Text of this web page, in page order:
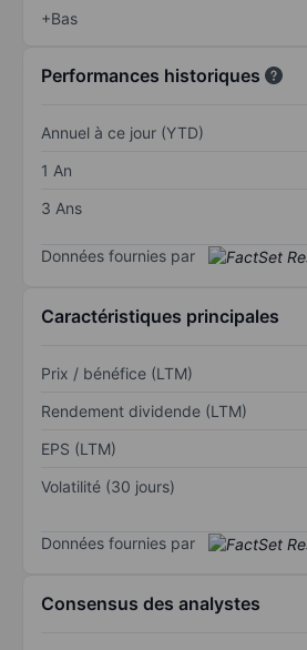
+Bas
Performances historiques
Annuel à ce jour (YTD)
1 An
3 Ans
Données fournies par
Caractéristiques principales
Prix / bénéfice (LTM)
Rendement dividende (LTM)
EPS (LTM)
Volatilité (30 jours)
Données fournies par
Consensus des analystes